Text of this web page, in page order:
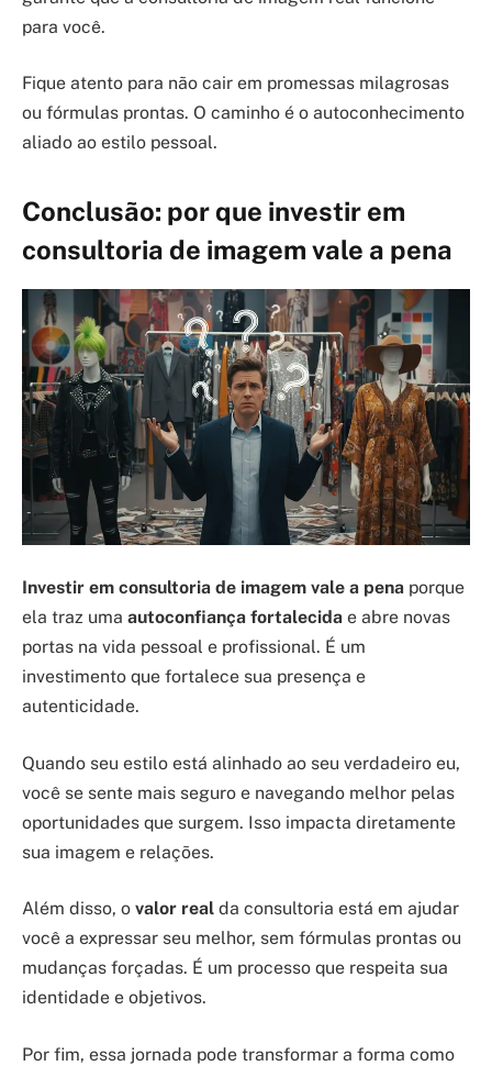
para você.
Fique atento para não cair em promessas milagrosas
ou fórmulas prontas. O caminho é o autoconhecimento
aliado ao estilo pessoal.
Conclusão: por que investir em
consultoria de imagem vale a pena
Investir em consultoria de imagem vale a pena porque
ela traz uma autoconfiança fortalecida e abre novas
portas na vida pessoal e profissional. É um
investimento que fortalece sua presença e
autenticidade.
Quando seu estilo está alinhado ao seu verdadeiro eu,
você se sente mais seguro e navegando melhor pelas
oportunidades que surgem. Isso impacta diretamente
sua imagem e relações.
Além disso, o valor real da consultoria está em ajudar
você a expressar seu melhor, sem fórmulas prontas ou
mudanças forçadas. É um processo que respeita sua
identidade e objetivos.
Por fim, essa jornada pode transformar a forma como